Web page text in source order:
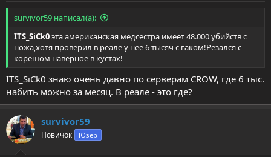
survivor59 написал(а):
ITS_SiCk0эта американская медсестра имеет 48.000 убийств с
ножа,хотя проверил в реале у нее 6 тысяч с гаком!Резался с
корешом наверное в кустах!
ITS_SiCk0 знаю очень давно по серверам CROW, где 6 тыс.
набить можно за месяц. В реале - это где?
survivor59
Новичок Юзер